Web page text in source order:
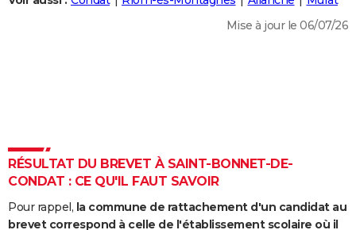
DICTIONNAIRE
Dictionnaire
Biographies
Citations
Expressions
Proverbes
PROGRAMME TV
COPAINS D'AVANT
Mise à jour le 06/07/26
RÉSULTAT DU BREVET À SAINT-BONNET-DE-
CONDAT : CE QU'IL FAUT SAVOIR
Pour rappel, la commune de rattachement d'un candidat au
brevet correspond à celle de l'établissement scolaire où il